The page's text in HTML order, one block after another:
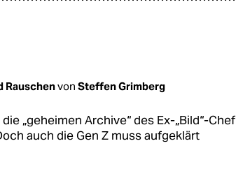
Rauschenvon Steffen Grimberg
„geheimen Archive“ des Ex-„Bild“-Chef
auch die Gen Z muss aufgeklärt